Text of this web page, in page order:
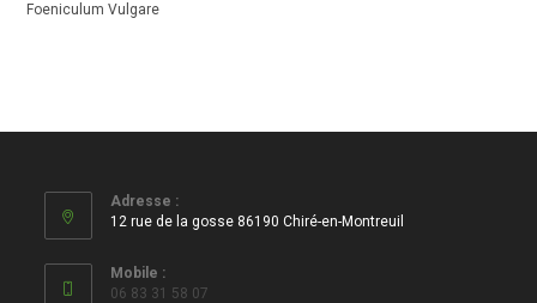
Foeniculum Vulgare
Adresse :
12 rue de la gosse 86190 Chiré-en-Montreuil
Mobile :
06 83 31 58 07